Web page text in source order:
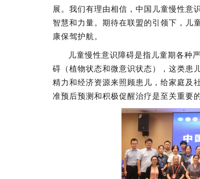
展。我们有理由相信，中国儿童慢性意
智慧和力量。期待在联盟的引领下，儿
康保驾护航。
儿童慢性意识障碍是指儿童期各种
碍（植物状态和微意识状态），这类患
精力和经济资源来照顾患儿，给家庭及
准预后预测和积极促醒治疗是至关重要的